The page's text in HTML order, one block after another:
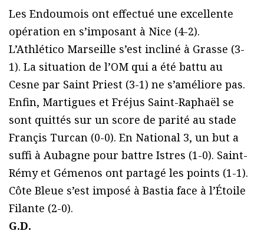
Les Endoumois ont effectué une excellente
opération en s’imposant à Nice (4-2).
L’Athlético Marseille s’est incliné à Grasse (3-
1). La situation de l’OM qui a été battu au
Cesne par Saint Priest (3-1) ne s’améliore pas.
Enfin, Martigues et Fréjus Saint-Raphaël se
sont quittés sur un score de parité au stade
Françis Turcan (0-0). En National 3, un but a
suffi à Aubagne pour battre Istres (1-0). Saint-
Rémy et Gémenos ont partagé les points (1-1).
Côte Bleue s’est imposé à Bastia face à l’Étoile
Filante (2-0).
G.D.